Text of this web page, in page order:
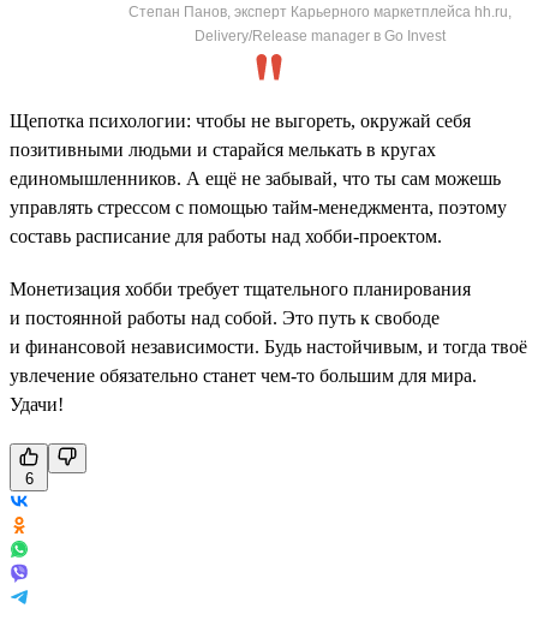
Степан Панов, эксперт Карьерного маркетплейса hh.ru,
Delivery/Release manager в Go Invest
Щепотка психологии: чтобы не выгореть, окружай себя
позитивными людьми и старайся мелькать в кругах
единомышленников. А ещё не забывай, что ты сам можешь
управлять стрессом с помощью тайм-менеджмента, поэтому
составь расписание для работы над хобби-проектом.
Монетизация хобби требует тщательного планирования
и постоянной работы над собой. Это путь к свободе
и финансовой независимости. Будь настойчивым, и тогда твоё
увлечение обязательно станет чем-то большим для мира.
Удачи!
6